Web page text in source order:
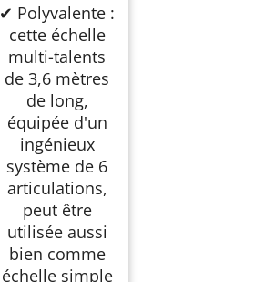
jusqu'à 150 kg, argent
✔ Polyvalente :
cette échelle
multi-talents
de 3,6 mètres
de long,
équipée d'un
ingénieux
système de 6
articulations,
peut être
utilisée aussi
bien comme
échelle simple